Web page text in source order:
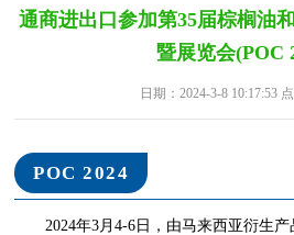
通商进出口参加第35届棕榈油
暨展览会(POC
日期：2024-3-8 10:17:53
POC 2024
2024年3月4-6日，由马来西亚衍生